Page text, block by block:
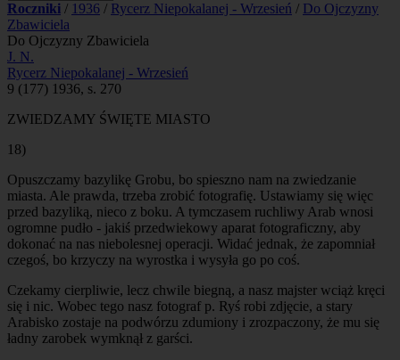
Roczniki / 1936 / Rycerz Niepokalanej - Wrzesień / Do Ojczyzny
Zbawiciela
Do Ojczyzny Zbawiciela
J. N.
Rycerz Niepokalanej - Wrzesień
9 (177) 1936, s. 270
ZWIEDZAMY ŚWIĘTE MIASTO
18)
Opuszczamy bazylikę Grobu, bo spieszno nam na zwiedzanie
miasta. Ale prawda, trzeba zrobić fotografię. Ustawiamy się więc
przed bazyliką, nieco z boku. A tymczasem ruchliwy Arab wnosi
ogromne pudło - jakiś przedwiekowy aparat fotograficzny, aby
dokonać na nas niebolesnej operacji. Widać jednak, że zapomniał
czegoś, bo krzyczy na wyrostka i wysyła go po coś.
Czekamy cierpliwie, lecz chwile biegną, a nasz majster wciąż kręci
się i nic. Wobec tego nasz fotograf p. Ryś robi zdjęcie, a stary
Arabisko zostaje na podwórzu zdumiony i zrozpaczony, że mu się
ładny zarobek wymknął z garści.